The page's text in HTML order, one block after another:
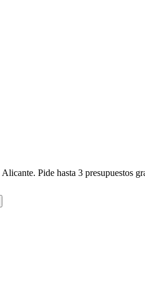
Alicante. Pide hasta 3 presupuestos